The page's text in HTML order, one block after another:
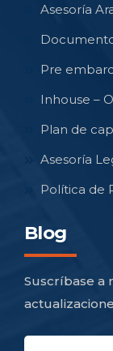
Asesoría
Pre
Inhouse –
Plan de
Asesoría
Política de
Blog
Suscríbase a